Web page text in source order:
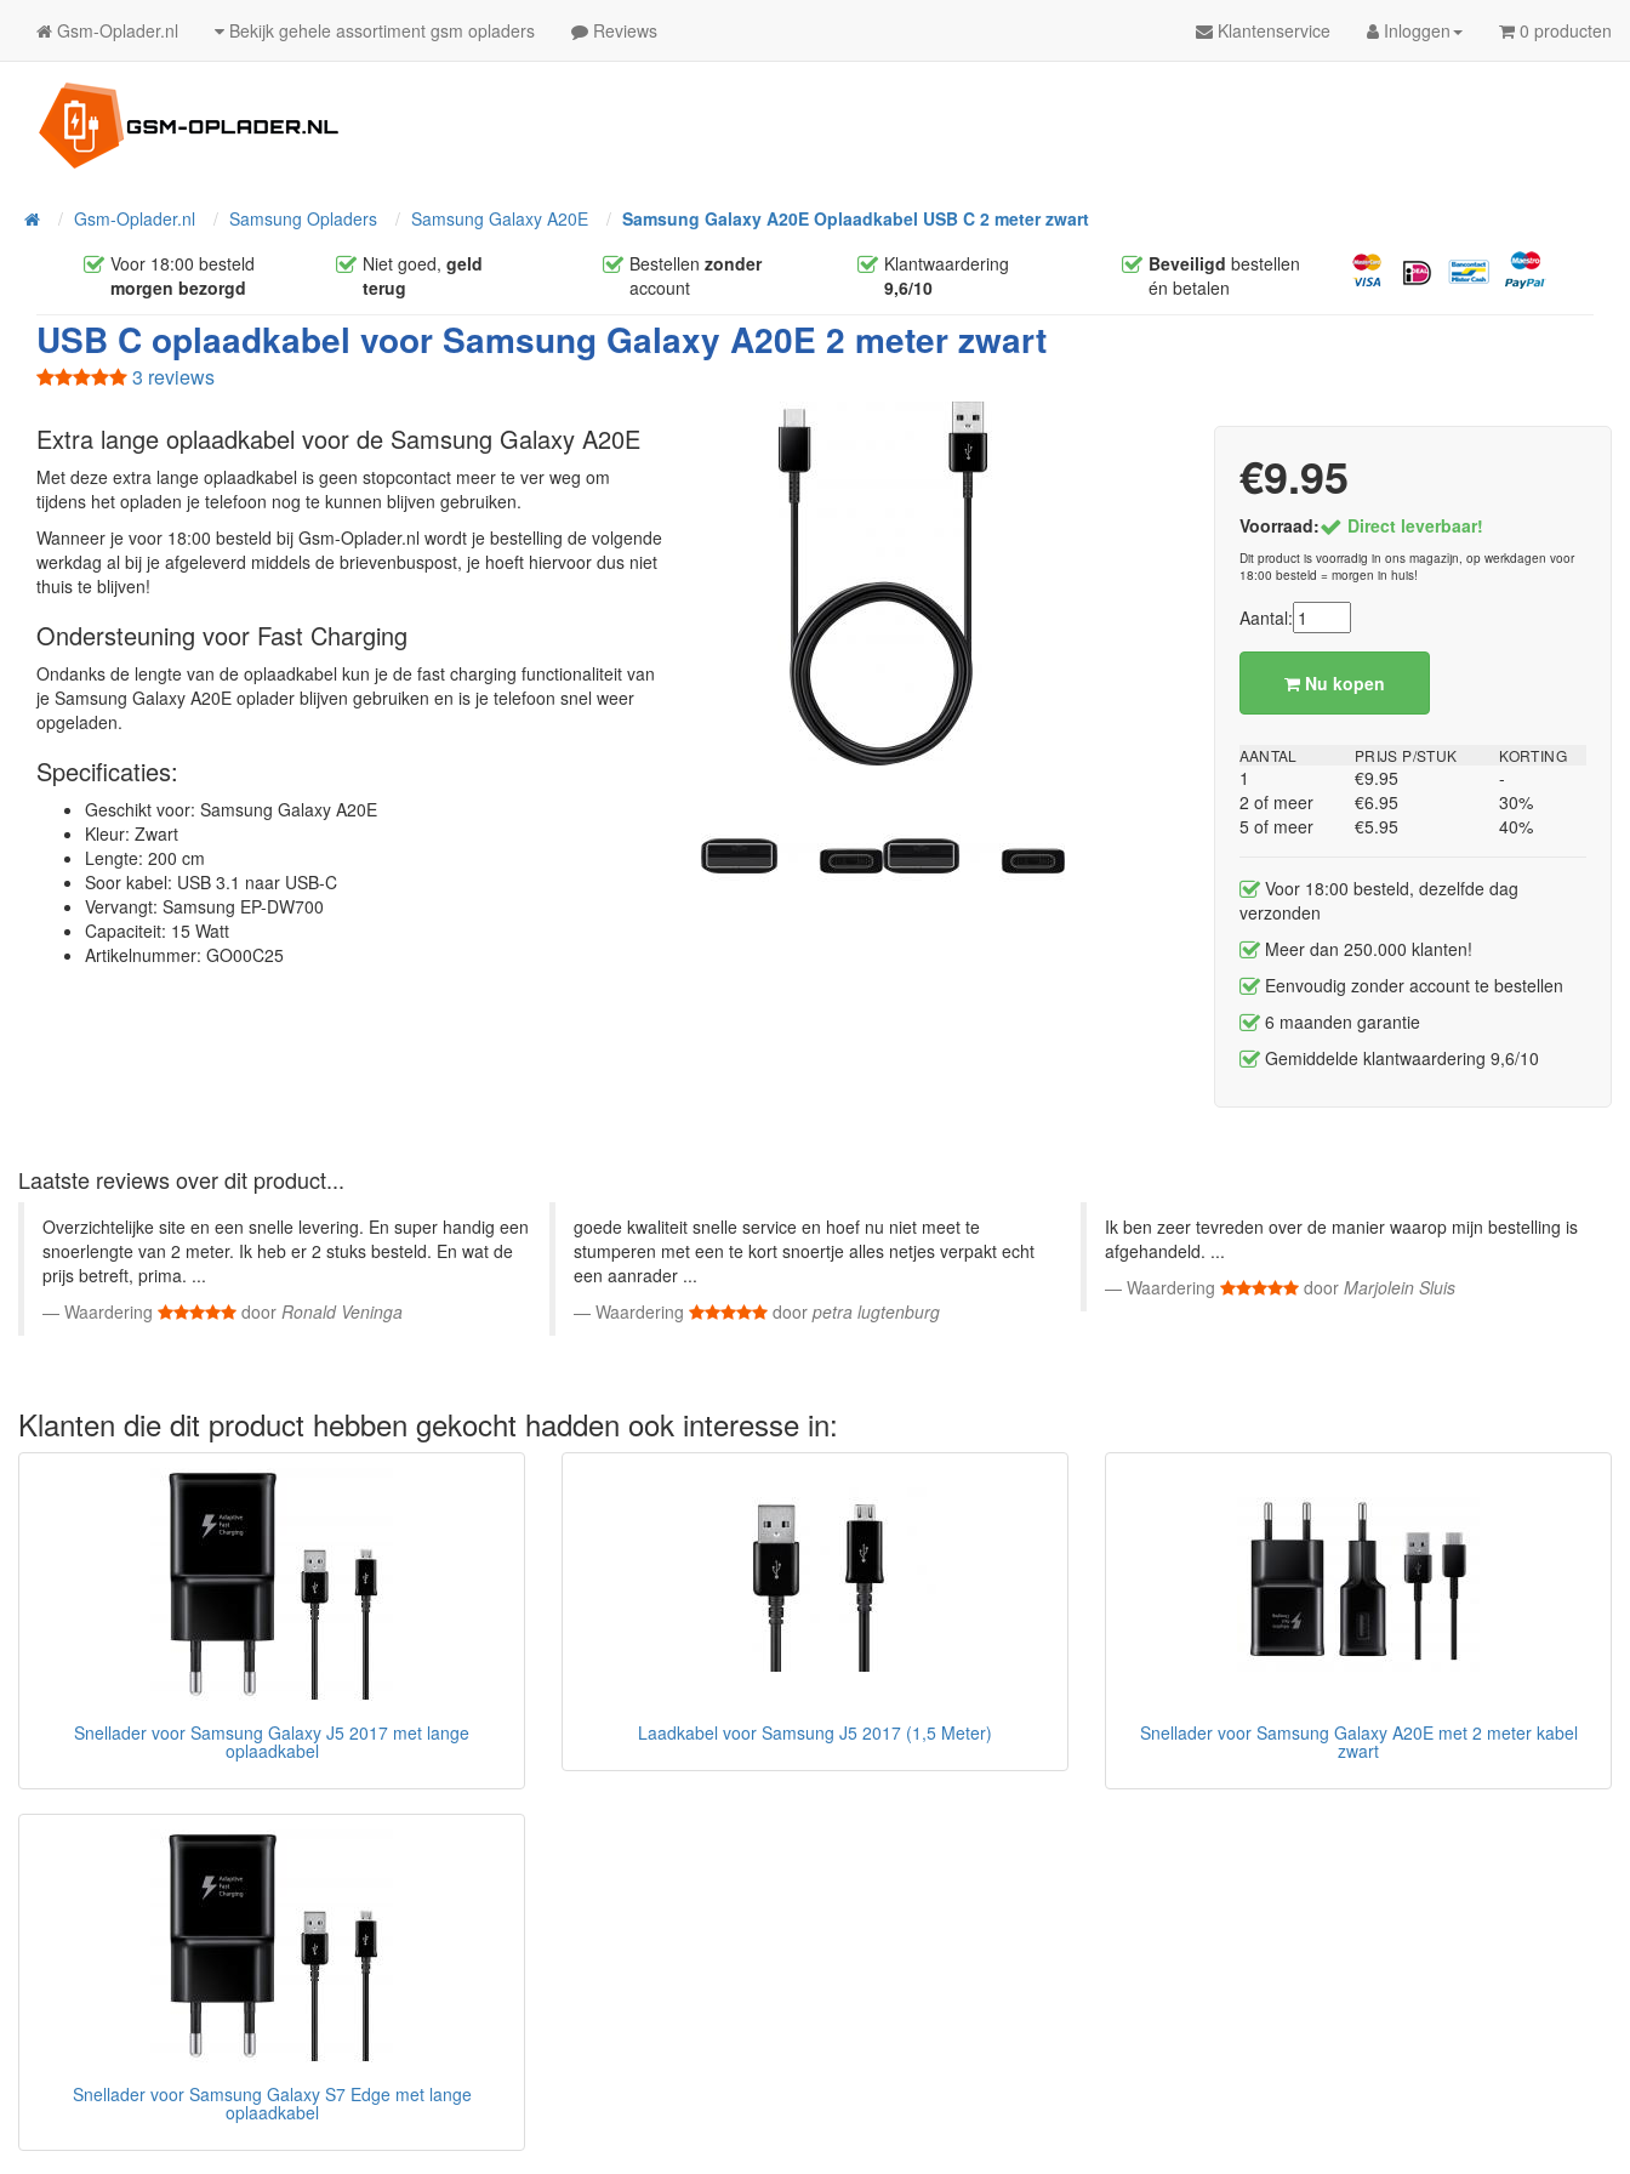
Gsm-Oplader.nl Bekijk gehele assortiment gsm opladers Reviews Klantenservice Inloggen 0 producten
HomeGsm-Oplader.nl Samsung Opladers Samsung Galaxy A20E
Samsung Galaxy A20E Oplaadkabel USB C 2 meter zwart
Voor 18:00 besteld
morgen bezorgd
Niet goed,geld
terug
Bestellen zonder
account
Klantwaardering
9,6/10
Beveiligd bestellen
én betalen
USB C oplaadkabel voor Samsung Galaxy A20E 2 meter zwart
3 reviews
€9.95
Voorraad: Direct leverbaar!
Dit product is voorradig in ons magazijn, op werkdagen voor
18:00 besteld = morgen in huis!
Aantal:
Nu kopen
AANTAL
1
2 of meer
5 of meer
PRIJS P/STUK
€9.95
€6.95
€5.95
KORTING
-
30%
40%
Voor 18:00 besteld, dezelfde dag
verzonden
Meer dan 250.000 klanten!
Eenvoudig zonder account te bestellen
6 maanden garantie
Gemiddelde klantwaardering 9,6/10
Extra lange oplaadkabel voor de Samsung Galaxy A20E
Met deze extra lange oplaadkabel is geen stopcontact meer te ver weg om
tijdens het opladen je telefoon nog te kunnen blijven gebruiken.
Wanneer je voor 18:00 besteld bij Gsm-Oplader.nl wordt je bestelling de volgende
werkdag al bij je afgeleverd middels de brievenbuspost, je hoeft hiervoor dus niet
thuis te blijven!
Ondersteuning voor Fast Charging
Ondanks de lengte van de oplaadkabel kun je de fast charging functionaliteit van
je Samsung Galaxy A20E oplader blijven gebruiken en is je telefoon snel weer
opgeladen.
Specificaties:
Geschikt voor: Samsung Galaxy A20E
Kleur: Zwart
Lengte: 200 cm
Soor kabel: USB 3.1 naar USB-C
Vervangt: Samsung EP-DW700
Capaciteit: 15 Watt
Artikelnummer: GO00C25
Laatste reviews over dit product...
Overzichtelijke site en een snelle levering. En super handig een
snoerlengte van 2 meter. Ik heb er 2 stuks besteld. En wat de
prijs betreft, prima. ...
Waardering
door Ronald Veninga
goede kwaliteit snelle service en hoef nu niet meet te
stumperen met een te kort snoertje alles netjes verpakt echt
een aanrader ...
Waardering
door petra lugtenburg
Ik ben zeer tevreden over de manier waarop mijn bestelling is
afgehandeld. ...
Waardering
door Marjolein Sluis
Klanten die dit product hebben gekocht hadden ook interesse in:
Snellader voor Samsung Galaxy J5 2017 met lange
oplaadkabel
Laadkabel voor Samsung J5 2017 (1,5 Meter) Snellader voor Samsung Galaxy A20E met 2 meter kabel
zwart
Snellader voor Samsung Galaxy S7 Edge met lange
oplaadkabel